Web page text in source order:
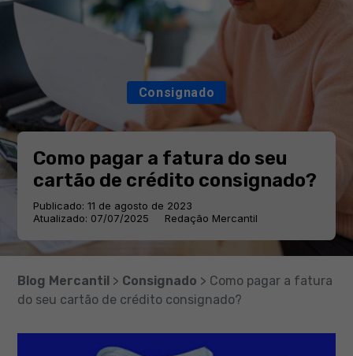
Consignado
Como pagar a fatura do seu
cartão de crédito consignado?
Publicado: 11 de agosto de 2023
Atualizado: 07/07/2025
Redação Mercantil
Blog Mercantil > Consignado > Como pagar a fatura
do seu cartão de crédito consignado?